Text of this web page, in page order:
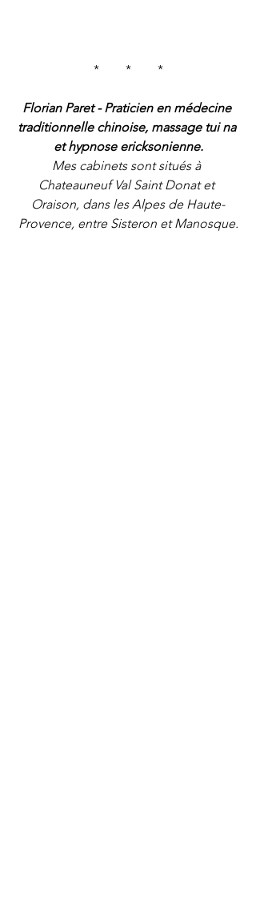
*	*	*
Florian Paret - Praticien en médecine
traditionnelle chinoise, massage tui na
et hypnose ericksonienne.
Mes cabinets sont situés à
Chateauneuf Val Saint Donat et
Oraison, dans les Alpes de Haute-
Provence, entre Sisteron et Manosque.